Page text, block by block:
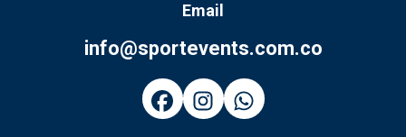
Email
info@sportevents.com.co